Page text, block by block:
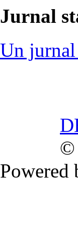
Jurnal
Un jurnal
©
Powered